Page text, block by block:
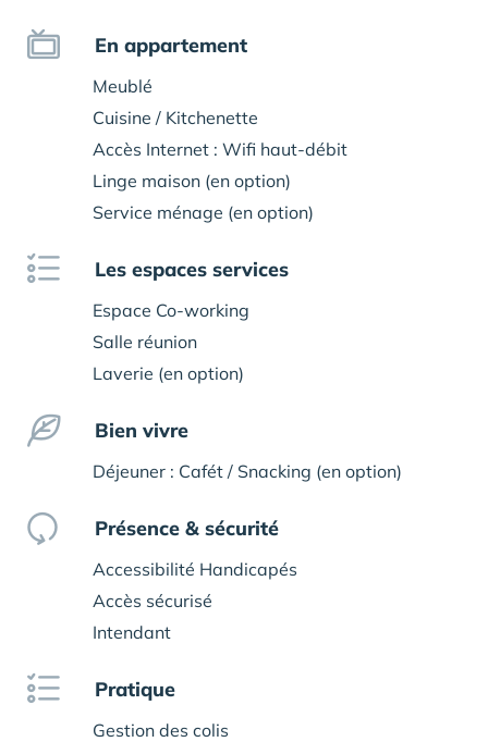
En appartement
Meublé
Cuisine / Kitchenette
Accès Internet : Wifi haut-débit
Linge maison (en option)
Service ménage (en option)
Les espaces services
Espace Co-working
Salle réunion
Laverie (en option)
Bien vivre
Déjeuner : Cafét / Snacking (en option)
Présence & sécurité
Accessibilité Handicapés
Accès sécurisé
Intendant
Pratique
Gestion des colis